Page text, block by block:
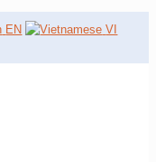
EN VI